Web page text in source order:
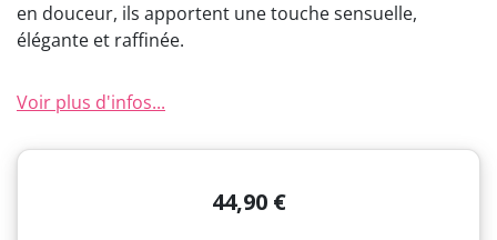
en douceur, ils apportent une touche sensuelle,
élégante et raffinée.
Voir plus d'infos...
44,90 €